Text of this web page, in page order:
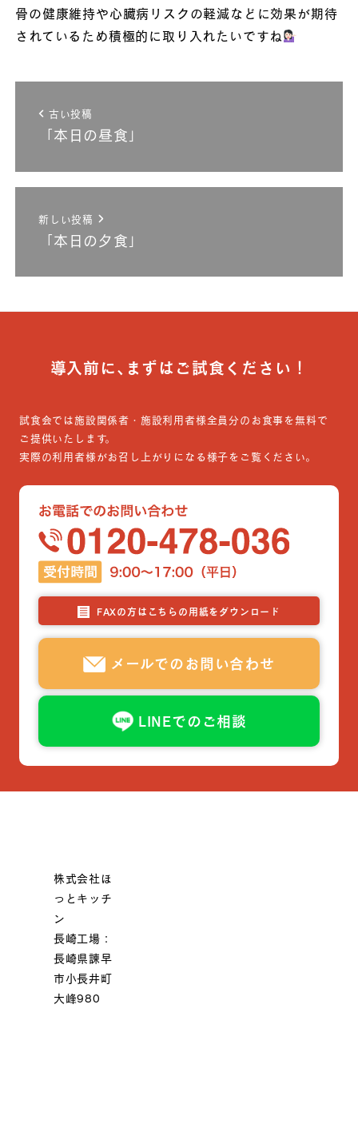
骨の健康維持や心臓病リスクの軽減などに効果が期待
されているため積極的に取り入れたいですね
古い投稿
「本日の昼食」
新しい投稿
「本日の夕食」
導入前に､まずはご試食ください！
試食会では施設関係者・施設利用者様全員分のお食事を無料で
ご提供いたします。
実際の利用者様がお召し上がりになる様子をご覧ください。
FAXの方はこちらの用紙をダウンロード
メールでのお問い合わせ
LINEでのご相談
株式会社ほ
っとキッチ
ン
長崎工場：
長崎県諫早
市小長井町
大峰980